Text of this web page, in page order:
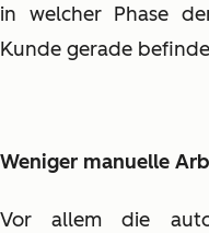
in welcher Phase
Kunde gerade
Weniger manuelle
Vor allem die